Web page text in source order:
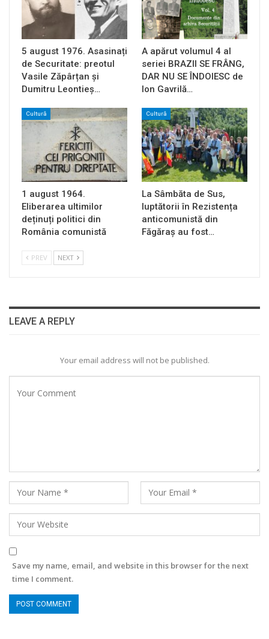
5 august 1976. Asasinați
de Securitate: preotul
Vasile Zăpârțan și
Dumitru Leontieș…
A apărut volumul 4 al
seriei BRAZII SE FRÂNG,
DAR NU SE ÎNDOIESC de
Ion Gavrilă…
Cultură
1 august 1964.
Eliberarea ultimilor
deținuți politici din
România comunistă
Cultură
La Sâmbăta de Sus,
luptătorii în Rezistența
anticomunistă din
Făgăraș au fost…
PREV NEXT
LEAVE A REPLY
Your email address will not be published.
Save my name, email, and website in this browser for the next
time I comment.